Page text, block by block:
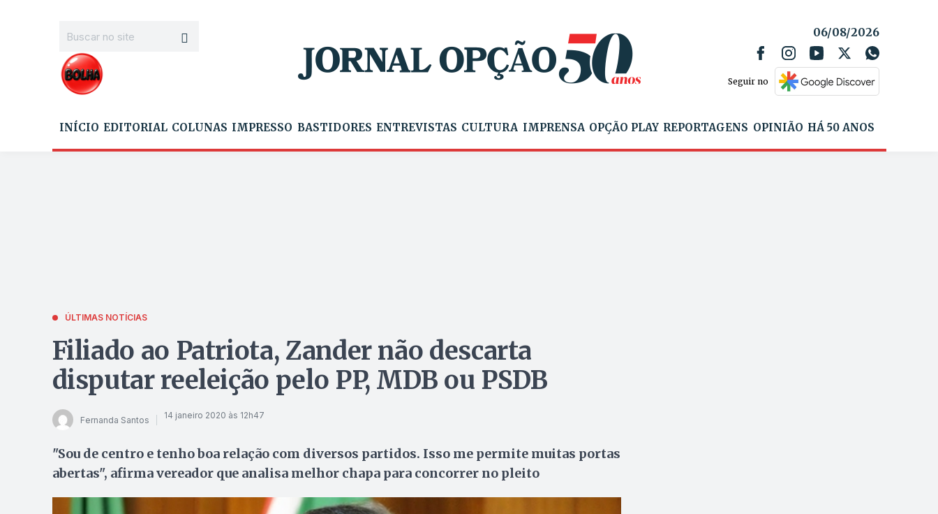
06/08/2026
Seguir no
INÍCIO EDITORIAL COLUNAS IMPRESSO BASTIDORES ENTREVISTAS CULTURA IMPRENSA OPÇÃO PLAY REPORTAGENS OPINIÃO HÁ 50 ANOS
ÚLTIMAS NOTÍCIAS
Filiado ao Patriota, Zander não descarta
disputar reeleição pelo PP, MDB ou PSDB
Fernanda Santos 14 janeiro 2020 às 12h47
"Sou de centro e tenho boa relação com diversos partidos. Isso me permite muitas portas
abertas", afirma vereador que analisa melhor chapa para concorrer no pleito